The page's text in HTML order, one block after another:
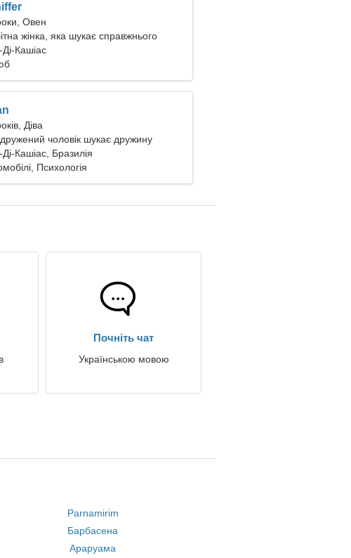
Овен
жінка, яка шукає справжнього
Ді-Кашіас
Діва
чоловік шукає дружину
Ді-Кашіас, Бразилія
Психологія
Почніть чат
Українською мовою
Parnamirim
Барбасена
Араруама